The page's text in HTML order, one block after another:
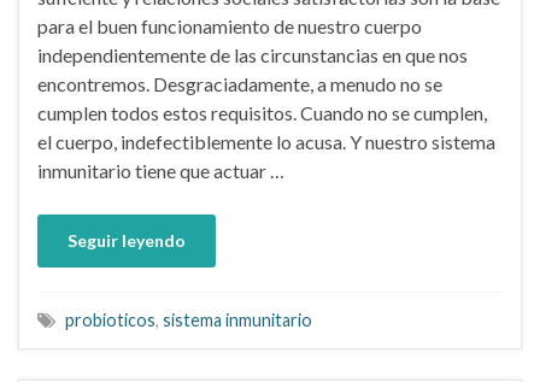
para el buen funcionamiento de nuestro cuerpo
independientemente de las circunstancias en que nos
encontremos. Desgraciadamente, a menudo no se
cumplen todos estos requisitos. Cuando no se cumplen,
el cuerpo, indefectiblemente lo acusa. Y nuestro sistema
inmunitario tiene que actuar …
Seguir leyendo
probioticos, sistema inmunitario